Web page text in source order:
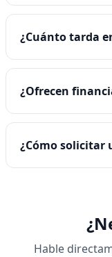
¿Cuánto tarda
¿Ofrecen
¿Cómo solicitar
Hable